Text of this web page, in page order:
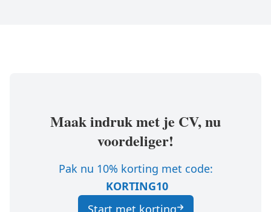
Maak indruk met je CV, nu
voordeliger!
Pak nu 10% korting met code:
KORTING10
Start met korting